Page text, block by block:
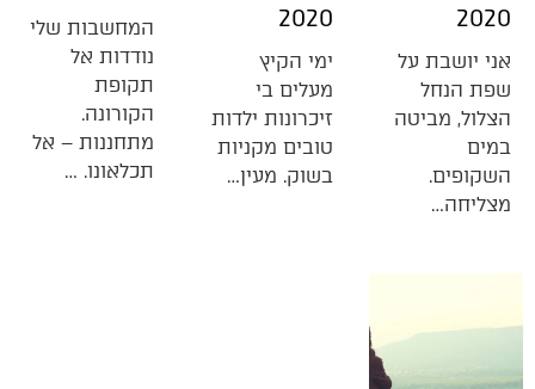
2020
אני יושבת על
שפת הנחל
הצלול, מביטה
במים
השקופים.
מצליחה…
2020
ימי הקיץ
מעלים בי
זיכרונות ילדות
טובים מקניות
בשוק. מעין…
המחשבות שלי
נודדות אל
תקופת
הקורונה.
מתחננות – אל
תכלאונו. …